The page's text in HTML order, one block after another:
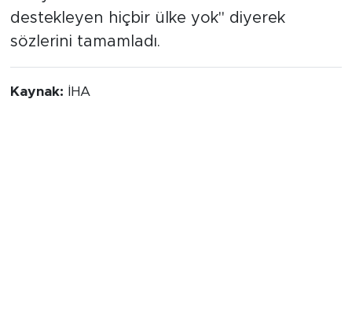
"Yeryüzünde terörü İran’dan daha fazla
destekleyen hiçbir ülke yok" diyerek